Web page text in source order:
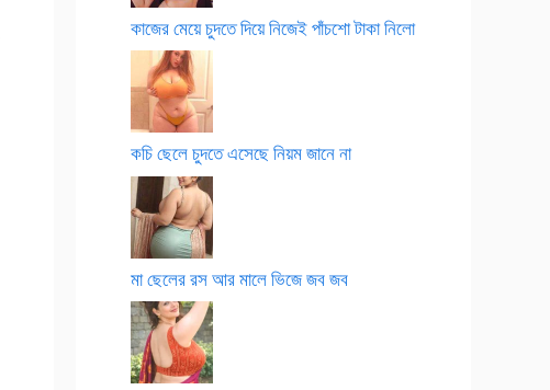
কাজের মেয়ে চুদতে দিয়ে নিজেই পাঁচশো টাকা নিলো
কচি ছেলে চুদতে এসেছে নিয়ম জানে না
মা ছেলের রস আর মালে ভিজে জব জব